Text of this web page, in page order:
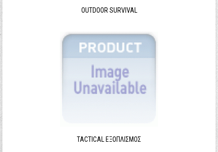
OUTDOOR SURVIVAL
TACTICAL ΕΞΟΠΛΙΣΜΌΣ